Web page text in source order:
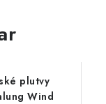
plutvy
Wind